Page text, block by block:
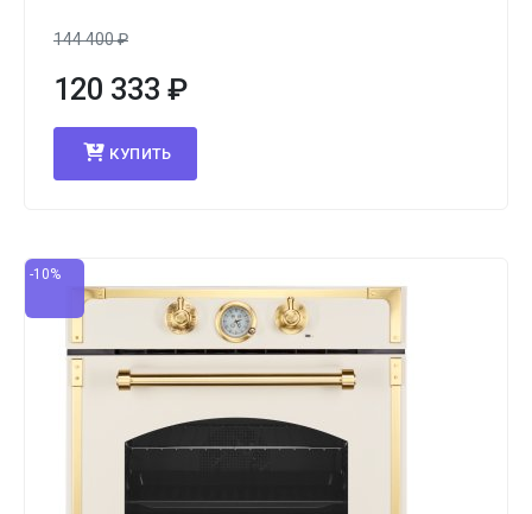
144 400₽
120 333 ₽
КУПИТЬ
-10%